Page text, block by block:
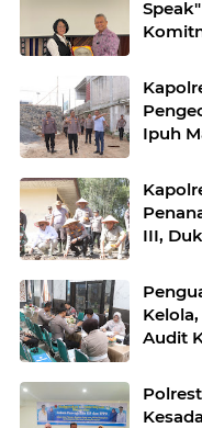
Ipuh
III,
Audit